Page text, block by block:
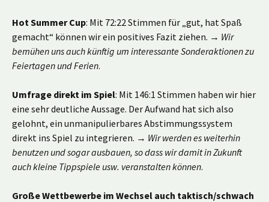
Hot Summer Cup: Mit 72:22 Stimmen für „gut, hat Spaß
gemacht“ können wir ein positives Fazit ziehen. → Wir
bemühen uns auch künftig um interessante Sonderaktionen zu
Feiertagen und Ferien.
Umfrage direkt im Spiel: Mit 146:1 Stimmen haben wir hier
eine sehr deutliche Aussage. Der Aufwand hat sich also
gelohnt, ein unmanipulierbares Abstimmungssystem
direkt ins Spiel zu integrieren. → Wir werden es weiterhin
benutzen und sogar ausbauen, so dass wir damit in Zukunft
auch kleine Tippspiele usw. veranstalten können.
Große Wettbewerbe im Wechsel auch taktisch/schwach